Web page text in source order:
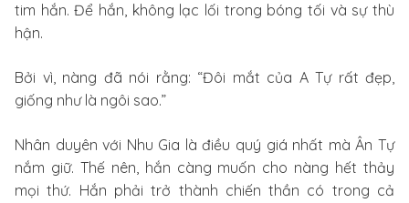
tim hắn. Để hắn, không lạc lối trong bóng tối và sự thù
hận.
Bởi vì, nàng đã nói rằng: “Đôi mắt của A Tự rất đẹp,
giống như là ngôi sao.”
Nhân duyên với Nhu Gia là điều quý giá nhất mà Ân Tự
nắm giữ. Thế nên, hắn càng muốn cho nàng hết thảy
mọi thứ. Hắn phải trở thành chiến thần có trong cả